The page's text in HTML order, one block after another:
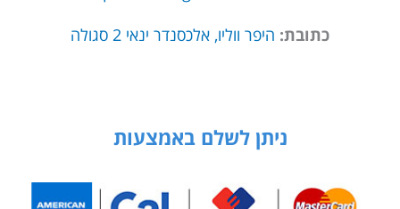
כתובת: היפר ווליו, אלכסנדר ינאי 2 סגולה
ניתן לשלם באמצעות